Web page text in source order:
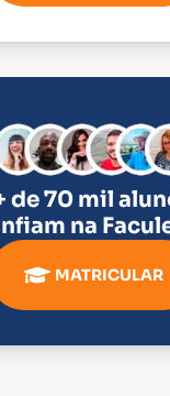
de 70 mil
na
MATRICULAR